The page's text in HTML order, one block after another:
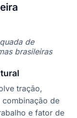
de
brasileiras
tração,
combinação de
e fator de